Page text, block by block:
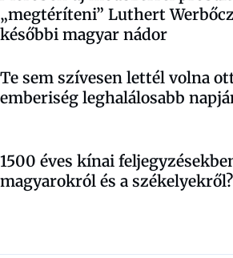
„megtéríteni” Luthert
későbbi magyar nádor
Te sem szívesen lettél volna
emberiség leghalálosabb
1500 éves kínai
magyarokról és a székelyekről?